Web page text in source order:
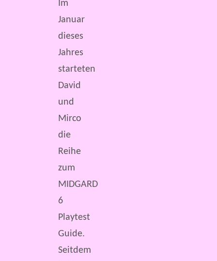
Im
Januar
dieses
Jahres
starteten
David
und
Mirco
die
Reihe
zum
MIDGARD
6
Playtest
Guide.
Seitdem